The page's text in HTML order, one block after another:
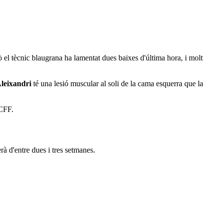
el tècnic blaugrana ha lamentat dues baixes d'última hora, i molt
té una lesió muscular al soli de la cama esquerra que la
d'entre dues i tres setmanes.